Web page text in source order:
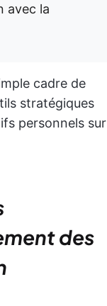
avec la
cadre de
stratégiques
personnels sur
des